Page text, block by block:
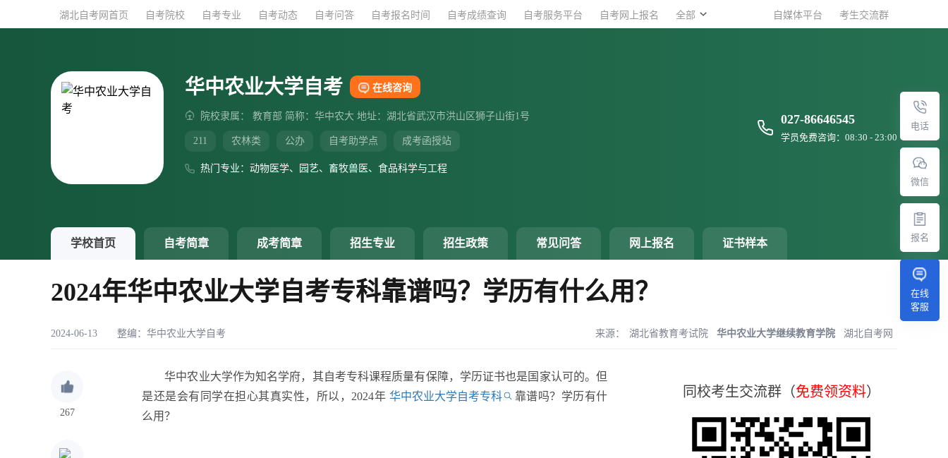
湖北自考网首页 自考院校 自考专业 自考动态 自考问答 自考报名时间 自考成绩查询 自考服务平台 自考网上报名 全部 自媒体平台 考生交流群
华中农业大学自考 在线咨询
院校隶属： 教育部 简称：华中农大 地址：湖北省武汉市洪山区狮子山街1号
211 农林类 公办 自考助学点 成考函授站
热门专业：动物医学、园艺、畜牧兽医、食品科学与工程
027-86646545
学员免费咨询：08:30 - 23:00
学校首页 自考简章 成考简章 招生专业 招生政策 常见问答 网上报名 证书样本
电话
微信
报名
在线
客服
2024年华中农业大学自考专科靠谱吗？学历有什么用？
2024-06-13 整编： 华中农业大学自考 来源： 湖北省教育考试院 华中农业大学继续教育学院 湖北自考网
267
华中农业大学作为知名学府，其自考专科课程质量有保障，学历证书也是国家认可的。但
是还是会有同学在担心其真实性，所以，2024年 华中农业大学自考专科
靠谱吗？学历有什
么用？
同校考生交流群（免费领资料）
湖北自考网首页 自考院校 自考专业 自考动态 自考问答 自考报名时间 自考成绩查询 自考服务平台 自考网上报名 全部 自媒体平台 考生交流群